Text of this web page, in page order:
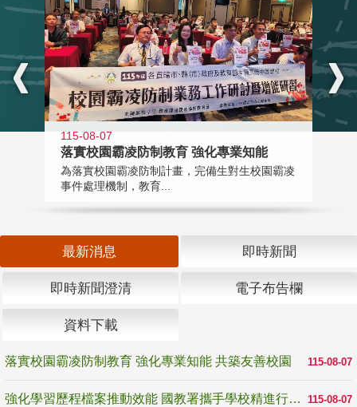
115-08-07
落實校園霸凌防制教育 強化專業知能
為落實校園霸凌防制計畫，完備生對生校園霸凌
事件處理機制，教育...
最新消息 即時新聞
即時新聞澄清 電子布告欄
資料下載
115-08-07
落實校園霸凌防制教育 強化專業知能 共築友善校園
115-08-07
強化學習歷程檔案推動效能 國教署攜手學校精進行政與教學支持